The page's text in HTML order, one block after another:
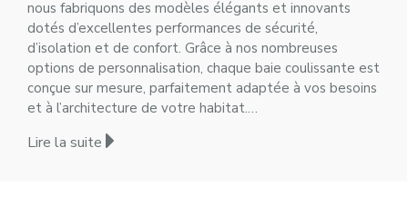
nous fabriquons des modèles élégants et innovants
dotés d’excellentes performances de sécurité,
d’isolation et de confort. Grâce à nos nombreuses
options de personnalisation, chaque baie coulissante est
conçue sur mesure, parfaitement adaptée à vos besoins
et à l’architecture de votre habitat.…
Lire la suite